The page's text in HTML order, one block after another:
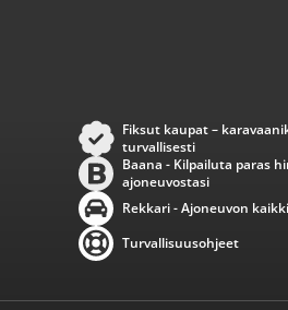
Fiksut kaupat –
turvallisesti
Baana - Kilpailuta paras
ajoneuvostasi
Rekkari - Ajoneuvon
Turvallisuusohjeet